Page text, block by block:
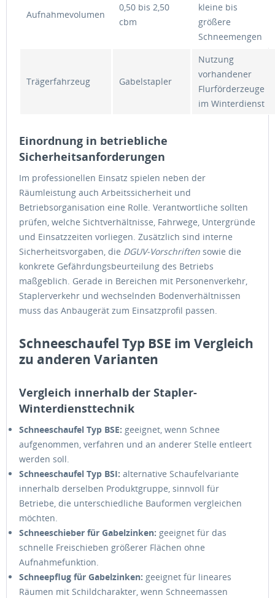
Aufnahmevolumen
0,50 bis 2,50
cbm
kleine bis
größere
Schneemengen
Trägerfahrzeug Gabelstapler
Nutzung
vorhandener
Flurförderzeuge
im Winterdienst
Einordnung in betriebliche
Sicherheitsanforderungen
Im professionellen Einsatz spielen neben der
Räumleistung auch Arbeitssicherheit und
Betriebsorganisation eine Rolle. Verantwortliche sollten
prüfen, welche Sichtverhältnisse, Fahrwege, Untergründe
und Einsatzzeiten vorliegen. Zusätzlich sind interne
Sicherheitsvorgaben, die DGUV-Vorschriften sowie die
konkrete Gefährdungsbeurteilung des Betriebs
maßgeblich. Gerade in Bereichen mit Personenverkehr,
Staplerverkehr und wechselnden Bodenverhältnissen
muss das Anbaugerät zum Einsatzprofil passen.
Schneeschaufel Typ BSE im Vergleich
zu anderen Varianten
Vergleich innerhalb der Stapler-
Winterdiensttechnik
Schneeschaufel Typ BSE: geeignet, wenn Schnee
aufgenommen, verfahren und an anderer Stelle entleert
werden soll.
Schneeschaufel Typ BSI: alternative Schaufelvariante
innerhalb derselben Produktgruppe, sinnvoll für
Betriebe, die unterschiedliche Bauformen vergleichen
möchten.
Schneeschieber für Gabelzinken: geeignet für das
schnelle Freischieben größerer Flächen ohne
Aufnahmefunktion.
Schneepflug für Gabelzinken: geeignet für lineares
Räumen mit Schildcharakter, wenn Schneemassen